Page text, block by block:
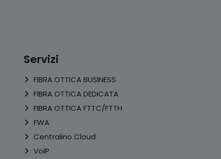
Servizi
FIBRA OTTICA BUSINESS
FIBRA OTTICA DEDICATA
FIBRA OTTICA FTTC/FTTH
FWA
Centralino Cloud
VoIP